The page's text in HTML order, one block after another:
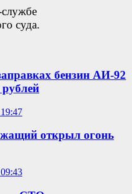
суда.
бензин АИ-92
рублей
открыл огонь